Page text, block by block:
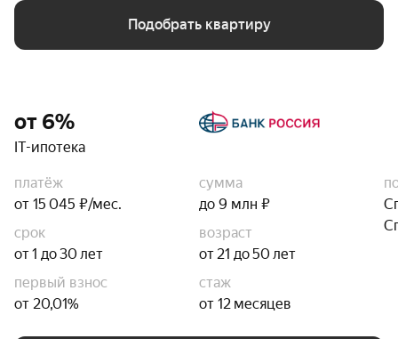
Подобрать квартиру
от 6%
IT-ипотека
платёж
от 15 045 ₽/мес.
сумма
до 9 млн ₽
срок
от 1 до 30 лет
возраст
от 21 до 50 лет
первый взнос
от 20,01%
стаж
от 12 месяцев